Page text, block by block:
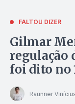
FALTOU DIZER
Gilmar
regulação
foi dito no
Raunner